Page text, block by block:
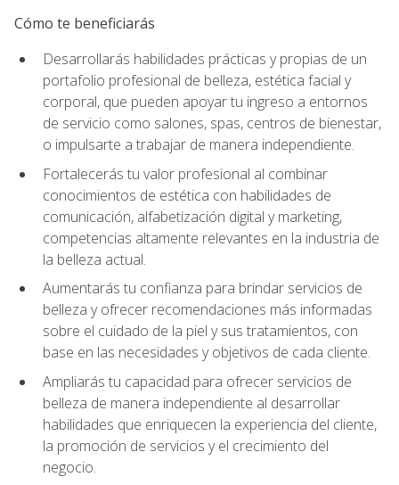
Cómo te beneficiarás
Desarrollarás habilidades prácticas y propias de un
portafolio profesional de belleza, estética facial y
corporal, que pueden apoyar tu ingreso a entornos
de servicio como salones, spas, centros de bienestar,
o impulsarte a trabajar de manera independiente.
Fortalecerás tu valor profesional al combinar
conocimientos de estética con habilidades de
comunicación, alfabetización digital y marketing,
competencias altamente relevantes en la industria de
la belleza actual.
Aumentarás tu confianza para brindar servicios de
belleza y ofrecer recomendaciones más informadas
sobre el cuidado de la piel y sus tratamientos, con
base en las necesidades y objetivos de cada cliente.
Ampliarás tu capacidad para ofrecer servicios de
belleza de manera independiente al desarrollar
habilidades que enriquecen la experiencia del cliente,
la promoción de servicios y el crecimiento del
negocio.